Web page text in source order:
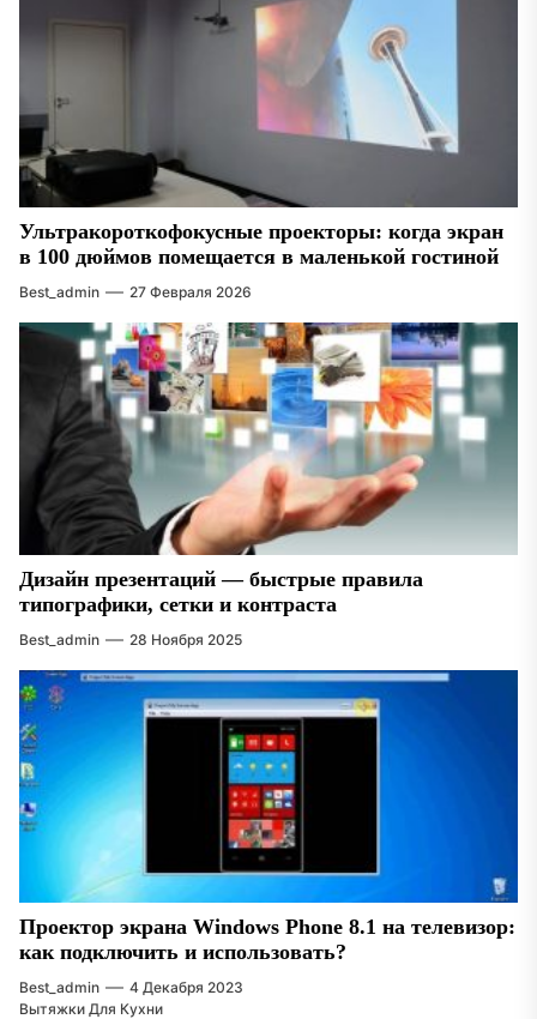
Ультракороткофокусные проекторы: когда экран
в 100 дюймов помещается в маленькой гостиной
Best_admin 27 Февраля 2026
Дизайн презентаций — быстрые правила
типографики, сетки и контраста
Best_admin 28 Ноября 2025
Проектор экрана Windows Phone 8.1 на телевизор:
как подключить и использовать?
Best_admin
4 Декабря 2023
Вытяжки Для Кухни